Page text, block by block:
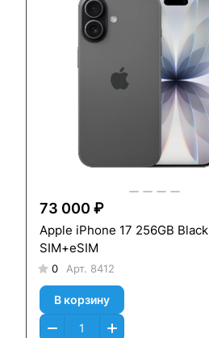
73 000 ₽
Apple iPhone 17 256GB Black
SIM+eSIM
0 Арт. 8412
В корзину